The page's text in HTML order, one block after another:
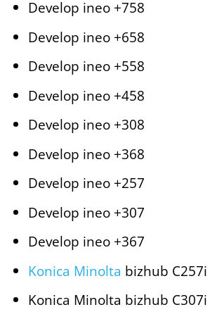
Develop ineo +758
Develop ineo +658
Develop ineo +558
Develop ineo +458
Develop ineo +308
Develop ineo +368
Develop ineo +257
Develop ineo +307
Develop ineo +367
Konica Minolta bizhub C257i
Konica Minolta bizhub C307i